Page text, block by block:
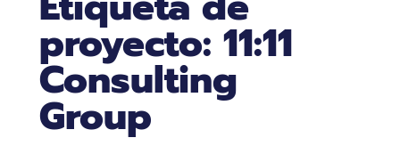
proyecto: 11:11
Consulting
Group